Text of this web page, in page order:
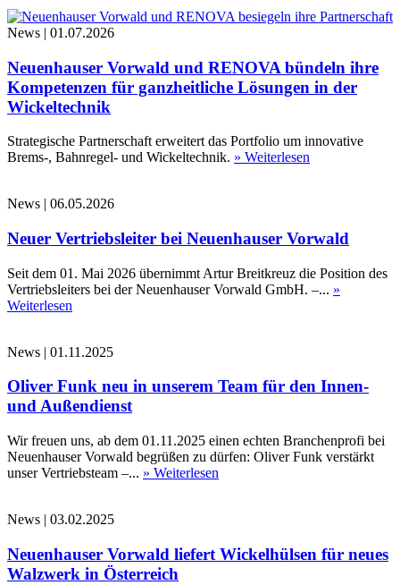
News | 01.07.2026
Neuenhauser Vorwald und RENOVA bündeln ihre
Kompetenzen für ganzheitliche Lösungen in der
Wickeltechnik
Strategische Partnerschaft erweitert das Portfolio um innovative
Brems-, Bahnregel- und Wickeltechnik. » Weiterlesen
News | 06.05.2026
Neuer Vertriebsleiter bei Neuenhauser Vorwald
Seit dem 01. Mai 2026 übernimmt Artur Breitkreuz die Position des
Vertriebsleiters bei der Neuenhauser Vorwald GmbH. –... »
Weiterlesen
News | 01.11.2025
Oliver Funk neu in unserem Team für den Innen-
und Außendienst
Wir freuen uns, ab dem 01.11.2025 einen echten Branchenprofi bei
Neuenhauser Vorwald begrüßen zu dürfen: Oliver Funk verstärkt
unser Vertriebsteam –... » Weiterlesen
News | 03.02.2025
Neuenhauser Vorwald liefert Wickelhülsen für neues
Walzwerk in Österreich